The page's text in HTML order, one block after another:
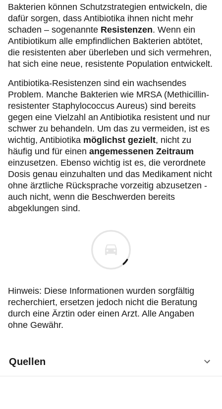
Bakterien können Schutzstrategien entwickeln, die
dafür sorgen, dass Antibiotika ihnen nicht mehr
schaden – sogenannte Resistenzen. Wenn ein
Antibiotikum alle empfindlichen Bakterien abtötet,
die resistenten aber überleben und sich vermehren,
hat sich eine neue, resistente Population entwickelt.
Antibiotika-Resistenzen sind ein wachsendes
Problem. Manche Bakterien wie MRSA (Methicillin-
resistenter Staphylococcus Aureus) sind bereits
gegen eine Vielzahl an Antibiotika resistent und nur
schwer zu behandeln. Um das zu vermeiden, ist es
wichtig, Antibiotika möglichst gezielt, nicht zu
häufig und für einen angemessenen Zeitraum
einzusetzen. Ebenso wichtig ist es, die verordnete
Dosis genau einzuhalten und das Medikament nicht
ohne ärztliche Rücksprache vorzeitig abzusetzen -
auch nicht, wenn die Beschwerden bereits
abgeklungen sind.
Hinweis: Diese Informationen wurden sorgfältig
recherchiert, ersetzen jedoch nicht die Beratung
durch eine Ärztin oder einen Arzt. Alle Angaben
ohne Gewähr.
Quellen